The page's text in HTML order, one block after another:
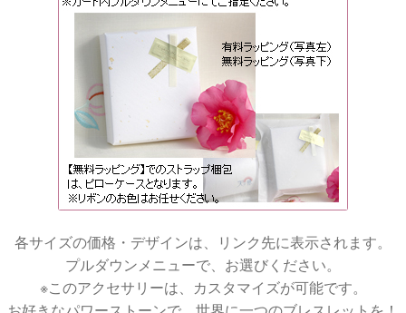
各サイズの価格・デザインは、リンク先に表示されます。
プルダウンメニューで、お選びください。
※このアクセサリーは、カスタマイズが可能です。